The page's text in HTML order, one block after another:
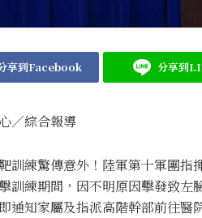
享到Facebook 分享到
／綜合報導
訓練驚傳意外！陸軍第十軍團指
訓練期間，因不明原因擊發致左
通知家屬及指派高階幹部前往醫